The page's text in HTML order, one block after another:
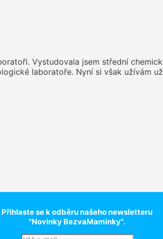
Vystudovala jsem střední
laboratoře. Nyní si však užívám
Přihlaste se k odběru našeho newsletteru
"Novinky BezvaMaminky".